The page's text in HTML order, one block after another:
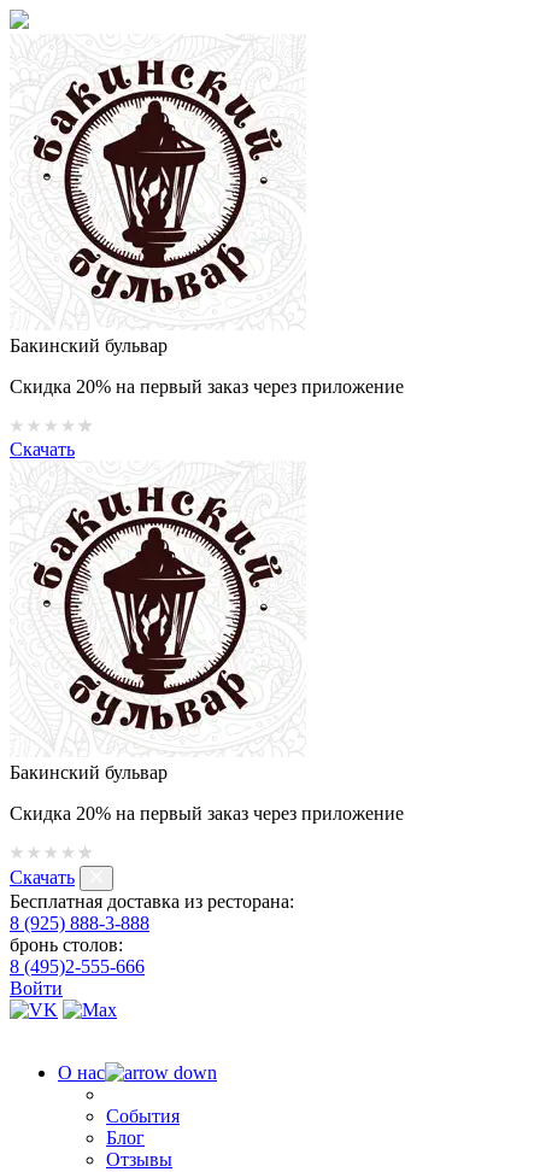
Бакинский бульвар
Скидка 20% на первый заказ через приложение
Скачать
Бакинский бульвар
Скидка 20% на первый заказ через приложение
Скачать
Бесплатная доставка из ресторана:
8 (925) 888-3-888
бронь столов:
8 (495)2-555-666
Войти
О нас
События
Блог
Отзывы